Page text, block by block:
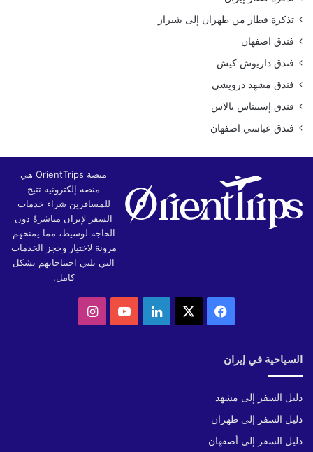
تذكرة قطار من طهران إلى شيراز
فندق اصفهان
فندق داريوش كيش
فندق مشهد درويشي
فندق إسبيناس بالاس
فندق عباسي اصفهان
منصة OrientTrips هي
منصة إلكترونية تتيح
للمسافرين شراء خدمات
السفر لإيران مباشرةً دون
الحاجة لوسيط، مما يمنحهم
مرونة لاختيار وحجز الخدمات
التي تلبي احتياجاتهم بشكل
كامل.
فيسبوك لينكدإن‫YouTubeانستقرام
السياحية في إيران
دليل السفر إلى مشهد
دليل السفر إلى طهران
دليل السفر إلى أصفهان